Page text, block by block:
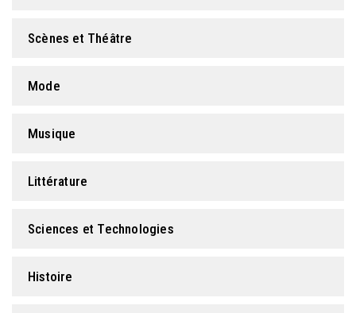
Scènes et Théâtre
Mode
Musique
Littérature
Sciences et Technologies
Histoire